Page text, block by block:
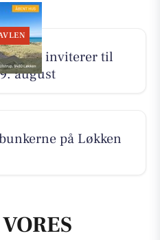
I/S inviterer til
august
på Løkken